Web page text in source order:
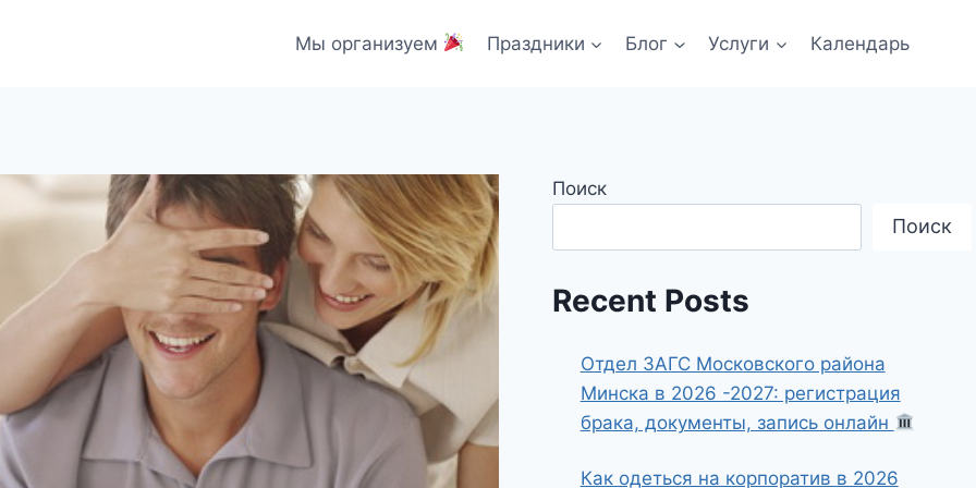
Мы организуем Праздники Блог Услуги Календарь
Поиск
Поиск
Recent Posts
Отдел ЗАГС Московского района
Минска в 2026 -2027: регистрация
брака, документы, запись онлайн
Как одеться на корпоратив в 2026